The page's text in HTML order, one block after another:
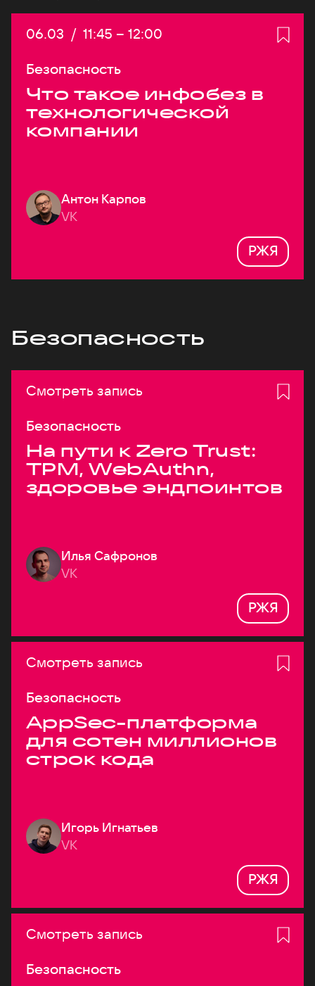
Дата:
06.03 / Начало:
11:45 – Конец:
12:00
Безопасность
Что такое инфобез в
технологической
компании
Антон Карпов
VK
РЖЯ
Безопасность
Смотреть запись
Безопасность
На пути к Zero Trust:
TPM, WebAuthn,
здоровье эндпоинтов
Илья Сафронов
VK
РЖЯ
Смотреть запись
Безопасность
AppSec-платформа
для сотен миллионов
строк кода
Игорь Игнатьев
VK
РЖЯ
Смотреть запись
Безопасность